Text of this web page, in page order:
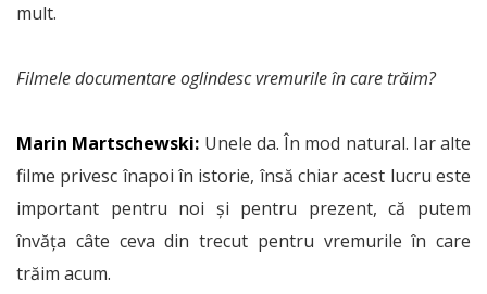
mult.
Filmele documentare oglindesc vremurile în care trăim?
Marin Martschewski: Unele da. În mod natural. Iar alte
filme privesc înapoi în istorie, însă chiar acest lucru este
important pentru noi și pentru prezent, că putem
învăța câte ceva din trecut pentru vremurile în care
trăim acum.